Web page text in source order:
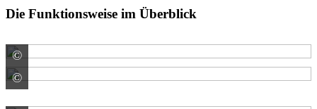
Die Funktionsweise im Überblick
© Baumit GmbH
© Baumit GmbH